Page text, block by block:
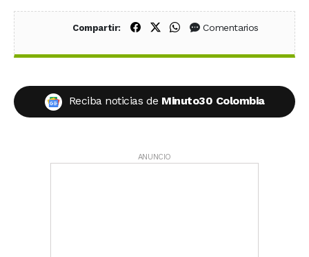
Compartir: Compartir en Facebook
Compartir en X (Twitter)
Compartir en WhatsApp
Comentarios
Reciba noticias de Minuto30 Colombia
ANUNCIO